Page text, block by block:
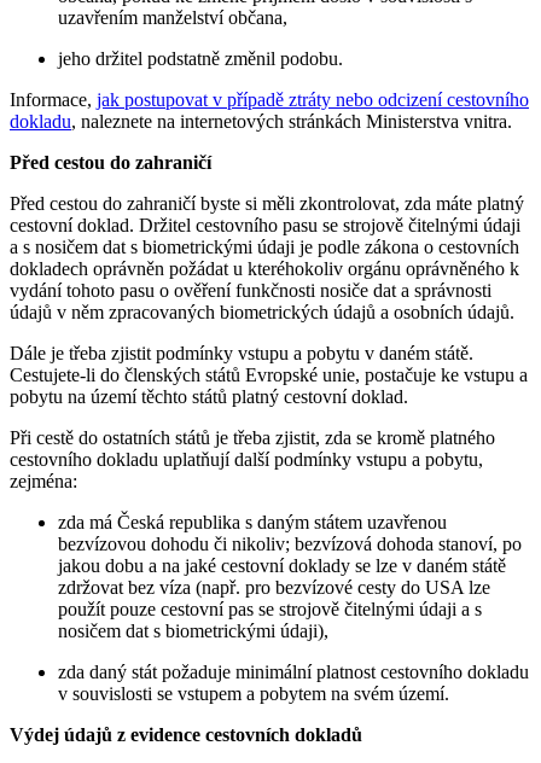
uzavřením manželství občana,
jeho držitel podstatně změnil podobu.
Informace, jak postupovat v případě ztráty nebo odcizení cestovního
dokladu, naleznete na internetových stránkách Ministerstva vnitra.
Před cestou do zahraničí
Před cestou do zahraničí byste si měli zkontrolovat, zda máte platný
cestovní doklad. Držitel cestovního pasu se strojově čitelnými údaji
a s nosičem dat s biometrickými údaji je podle zákona o cestovních
dokladech oprávněn požádat u kteréhokoliv orgánu oprávněného k
vydání tohoto pasu o ověření funkčnosti nosiče dat a správnosti
údajů v něm zpracovaných biometrických údajů a osobních údajů.
Dále je třeba zjistit podmínky vstupu a pobytu v daném státě.
Cestujete-li do členských států Evropské unie, postačuje ke vstupu a
pobytu na území těchto států platný cestovní doklad.
Při cestě do ostatních států je třeba zjistit, zda se kromě platného
cestovního dokladu uplatňují další podmínky vstupu a pobytu,
zejména:
zda má Česká republika s daným státem uzavřenou
bezvízovou dohodu či nikoliv; bezvízová dohoda stanoví, po
jakou dobu a na jaké cestovní doklady se lze v daném státě
zdržovat bez víza (např. pro bezvízové cesty do USA lze
použít pouze cestovní pas se strojově čitelnými údaji a s
nosičem dat s biometrickými údaji),
zda daný stát požaduje minimální platnost cestovního dokladu
v souvislosti se vstupem a pobytem na svém území.
Výdej údajů z evidence cestovních dokladů